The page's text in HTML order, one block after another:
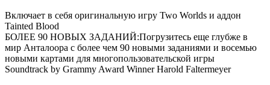
Включает в себя оригинальную игру Two Worlds и аддон
Tainted Blood
БОЛЕЕ 90 НОВЫХ ЗАДАНИЙ:Погрузитесь еще глубже в
мир Анталоора с более чем 90 новыми заданиями и восемью
новыми картами для многопользовательской игры
Soundtrack by Grammy Award Winner Harold Faltermeyer